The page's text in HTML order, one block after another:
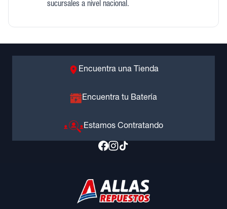
sucursales a nivel nacional.
Encuentra una Tienda
Encuentra tu Batería
Estamos Contratando